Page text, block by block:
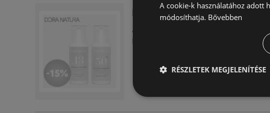
Exkluzív ajánlatok
Akciós újság
Lejárat dátuma:
A cookie-k használatához adott
módosíthatja. Bővebben
RÉSZLETEK MEGJELENÍTÉSE